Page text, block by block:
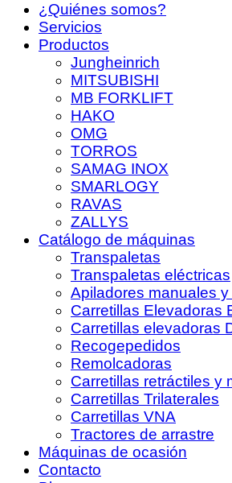
¿Quiénes somos?
Servicios
Productos
Jungheinrich
MITSUBISHI
MB FORKLIFT
HAKO
OMG
TORROS
SAMAG INOX
SMARLOGY
RAVAS
ZALLYS
Catálogo de máquinas
Transpaletas
Transpaletas eléctricas
Apiladores manuales
Carretillas Elevadoras
Carretillas elevadoras
Recogepedidos
Remolcadoras
Carretillas retráctiles y
Carretillas Trilaterales
Carretillas VNA
Tractores de arrastre
Máquinas de ocasión
Contacto